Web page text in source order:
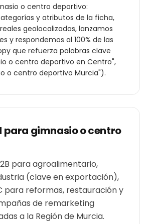
o centro deportivo:
y atributos de la ficha,
geolocalizadas, lanzamos
y respondemos al 100% de las
que refuerza palabras clave
o centro deportivo en Centro",
o centro deportivo Murcia").
para gimnasio o centro
para agroalimentario,
(clave en exportación),
para reformas, restauración y
de remarketing
a la Región de Murcia.